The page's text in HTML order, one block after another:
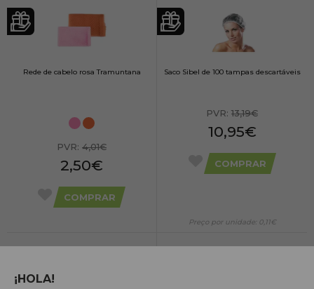
Rede de cabelo rosa Tramuntana
PVR: 4,01€
2,50€
COMPRAR
Saco Sibel de 100 tampas descartáveis
PVR: 13,19€
10,95€
COMPRAR
Preço por unidade: 0,11€
¡HOLA!